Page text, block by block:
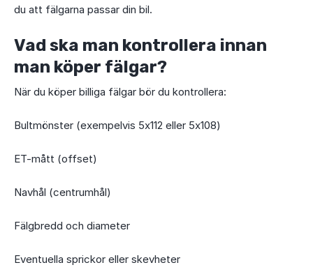
du att fälgarna passar din bil.
Vad ska man kontrollera innan
man köper fälgar?
När du köper billiga fälgar bör du kontrollera:
Bultmönster (exempelvis 5x112 eller 5x108)
ET-mått (offset)
Navhål (centrumhål)
Fälgbredd och diameter
Eventuella sprickor eller skevheter